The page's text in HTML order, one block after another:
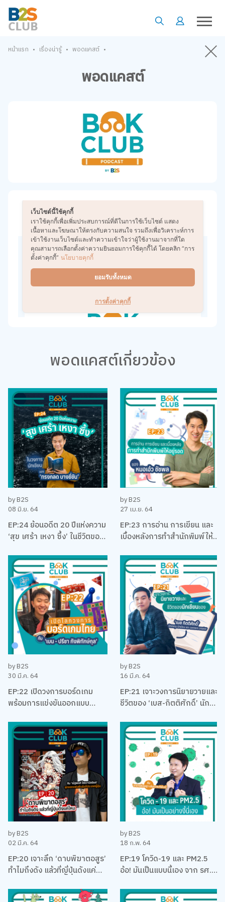
หน้าแรก • เรื่องน่ารู้ • พอดแคสต์ •
พอดแคสต์
พอดแคสต์เกี่ยวข้อง
by B2S
08 มิ.ย. 64
EP:24 ย้อนอดีต 20 ปีแห่งความ
‘สุข เศร้า เหงา ซึ้ง’ ในชีวิตของ
‘ทรงกลด บางยี่ขัน’
by B2S
27 เม.ย. 64
EP:23 การอ่าน การเขียน และ
เบื้องหลังการทำสำนักพิมพ์ให้
แนะนำ กับหมอเอ้ว ชัชพล
by B2S
30 มี.ค. 64
EP:22 เปิดวงการบอร์ดเกม
พร้อมการแข่งขันออกแบบ
ประเทศไทยกับ เบน – ปรีชา กัง
พิทักษ์กุล
by B2S
16 มี.ค. 64
EP:21 เจาะวงการนิยายวายและ
ชีวิตของ ‘เบส-กิตติศักดิ์’ นัก
บริหาร
by B2S
02 มี.ค. 64
EP:20 เจาะลึก ‘ดาบพิฆาตอสูร’
ทำไมถึงดัง แล้วที่ญี่ปุ่นดังแค่
คุง-ณัฐพงศ์ ไชยวานิชย์ผล
by B2S
18 ก.พ. 64
EP:19 โควิด-19 และ PM2.5
อ้อ! มันเป็นแบบนี้เอง จาก รศ.